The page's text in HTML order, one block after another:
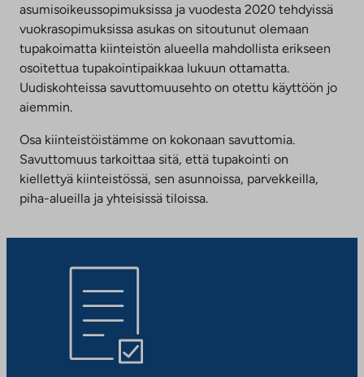
asumisoikeussopimuksissa ja vuodesta 2020 tehdyissä
vuokrasopimuksissa asukas on sitoutunut olemaan
tupakoimatta kiinteistön alueella mahdollista erikseen
osoitettua tupakointipaikkaa lukuun ottamatta.
Uudiskohteissa savuttomuusehto on otettu käyttöön jo
aiemmin.
Osa kiinteistöistämme on kokonaan savuttomia.
Savuttomuus tarkoittaa sitä, että tupakointi on
kiellettyä kiinteistössä, sen asunnoissa, parvekkeilla,
piha-alueilla ja yhteisissä tiloissa.